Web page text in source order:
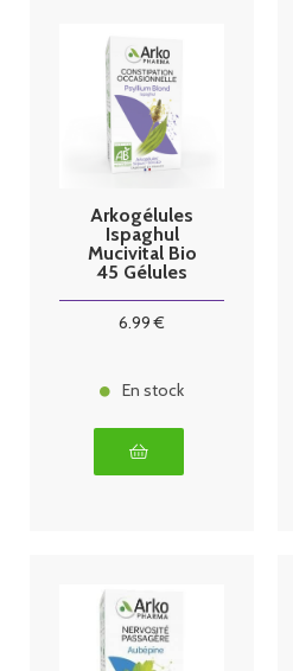
Arkogélules
Ispaghul
Mucivital Bio
45 Gélules
6.99 €
En stock